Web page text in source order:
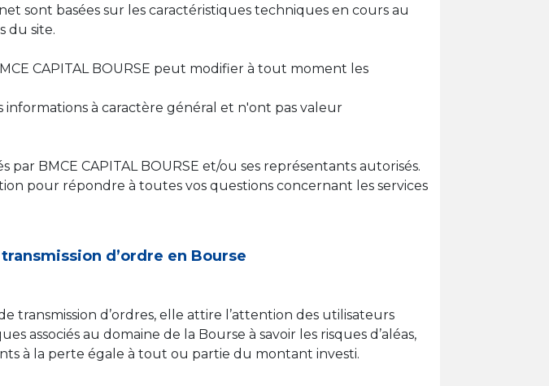
sont basées sur les caractéristiques techniques en cours au
du site.
CAPITAL BOURSE peut modifier à tout moment les
à caractère général et n'ont pas valeur
BMCE CAPITAL BOURSE et/ou ses représentants autorisés.
pour répondre à toutes vos questions concernant les services
d’ordre en Bourse
transmission d’ordres, elle attire l’attention des utilisateurs
associés au domaine de la Bourse à savoir les risques d’aléas,
à la perte égale à tout ou partie du montant investi.